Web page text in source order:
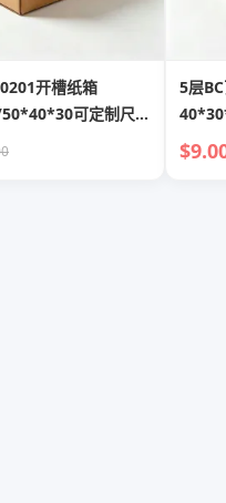
开槽纸箱
可定制尺寸
5层
及印刷